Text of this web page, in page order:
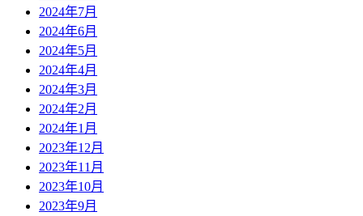
2024年7月
2024年6月
2024年5月
2024年4月
2024年3月
2024年2月
2024年1月
2023年12月
2023年11月
2023年10月
2023年9月